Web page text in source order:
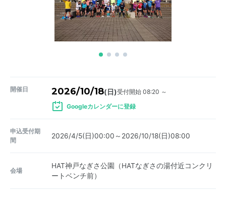
開催日 2026/10/18(日)受付開始 08:20 ～
Googleカレンダーに登録
申込受付期
間
2026/4/5(日)00:00～2026/10/18(日)08:00
会場
HAT神戸なぎさ公園（HATなぎさの湯付近コンクリ
ートベンチ前）